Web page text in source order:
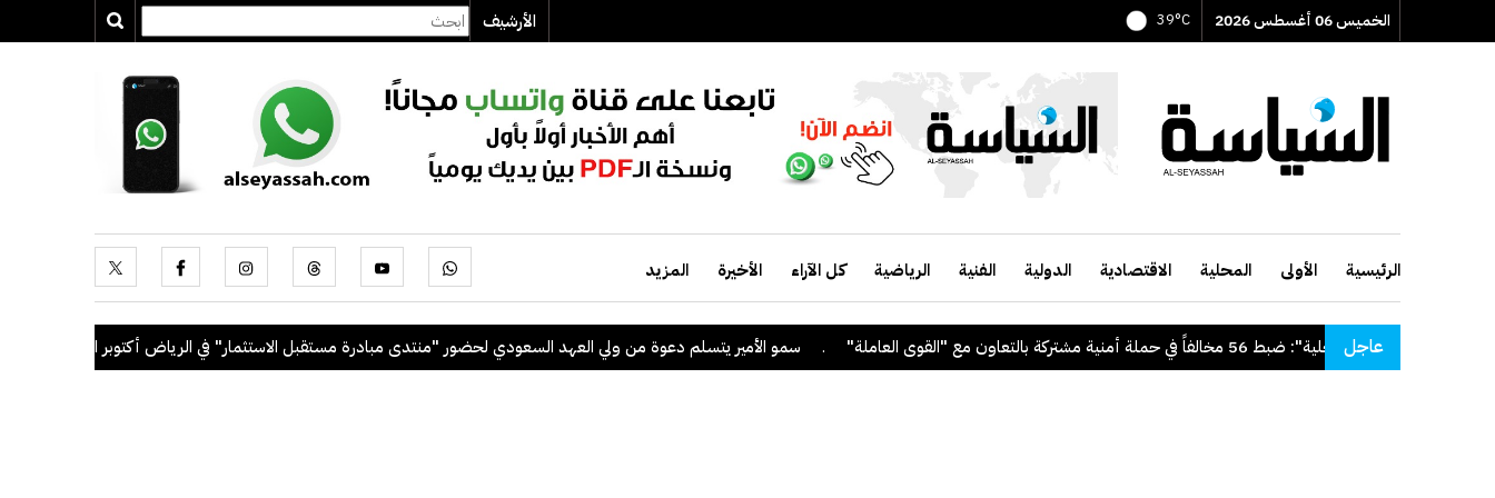
الخميس 06 أغسطس 2026 39°C الأرشيف
الرئيسية الأولى المحلية الاقتصادية الدولية الفنية الرياضية كل الآراء الأخيرة المزيد
عاجل
"الداخلية": ضبط 56 مخالفاً في حملة أمنية مشتركة بالتعاون مع "القوى العاملة" . سمو الأمير يتسلم دعوة من ولي العهد السعودي لحضور "منتدى مبادرة مستقبل الاستثمار" في الرياض أكتوبر المقبل